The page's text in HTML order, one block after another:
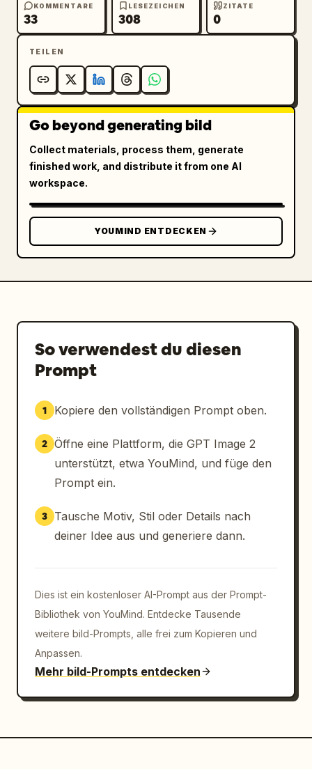
ursprünglichen Person.
KOMMENTARE
33
LESEZEICHEN
308
ZITATE
0
TEILEN
Go beyond generating bild
Collect materials, process them, generate
finished work, and distribute it from one AI
workspace.
YOUMIND ENTDECKEN
So verwendest du diesen
Prompt
1 Kopiere den vollständigen Prompt oben.
2 Öffne eine Plattform, die GPT Image 2
unterstützt, etwa YouMind, und füge den
Prompt ein.
3
Tausche Motiv, Stil oder Details nach
deiner Idee aus und generiere dann.
Dies ist ein kostenloser AI-Prompt aus der Prompt-
Bibliothek von YouMind. Entdecke Tausende
weitere bild-Prompts, alle frei zum Kopieren und
Anpassen.
Mehr bild-Prompts entdecken